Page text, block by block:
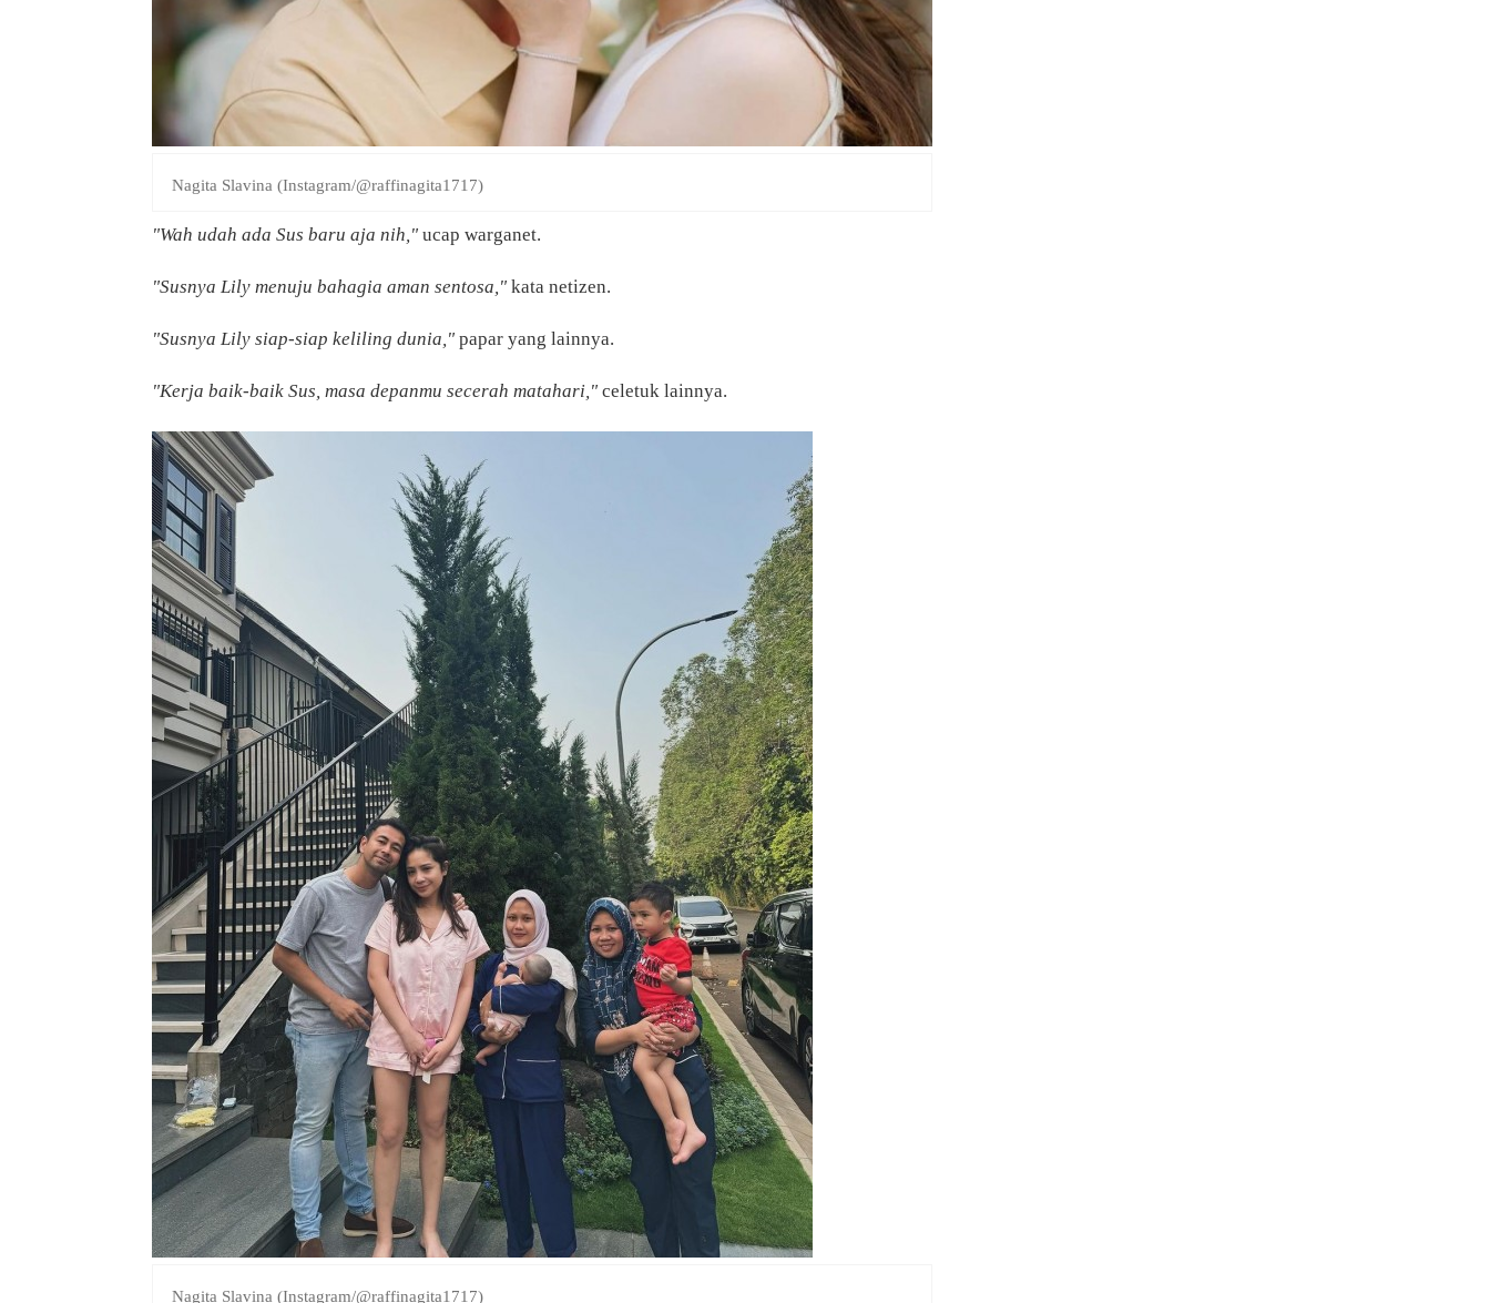
Nagita Slavina (Instagram/@raffinagita1717)
"Wah udah ada Sus baru aja nih," ucap warganet.
"Susnya Lily menuju bahagia aman sentosa," kata netizen.
"Susnya Lily siap-siap keliling dunia," papar yang lainnya.
"Kerja baik-baik Sus, masa depanmu secerah matahari," celetuk lainnya.
Nagita Slavina (Instagram/@raffinagita1717)